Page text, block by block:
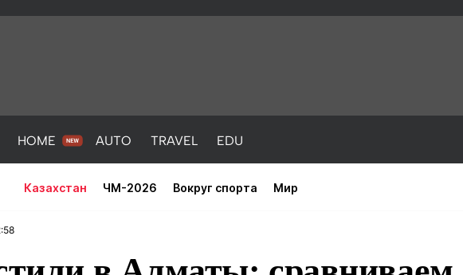
HOME AUTO TRAVEL EDU
Казахстан ЧМ-2026 Вокруг спорта Мир